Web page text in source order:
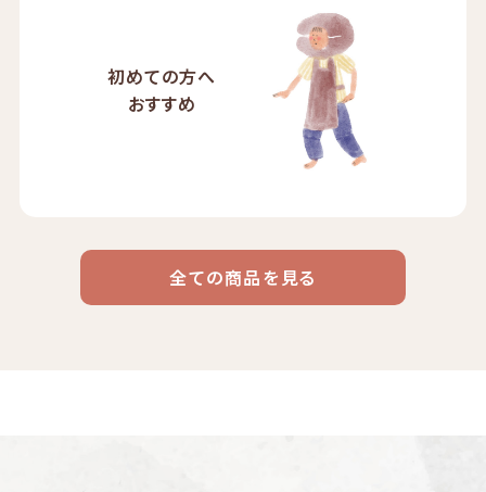
初めての方へ
おすすめ
コーヒー
リキッド
コーヒー
豆・粉
ケニア
全ての商品を見る